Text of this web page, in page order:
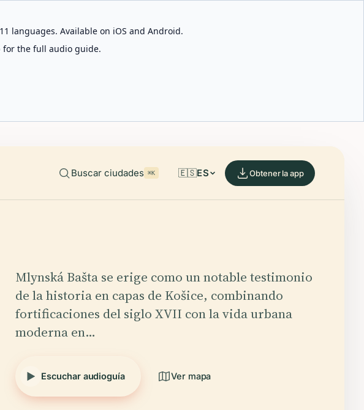
languages. Available on iOS and Android.
for the full audio guide.
Buscar ciudades ⌘K 🇪🇸ES Obtener la app
Mlynská Bašta se erige como un notable testimonio
de la historia en capas de Košice, combinando
fortificaciones del siglo XVII con la vida urbana
moderna en…
Escuchar audioguía Ver mapa